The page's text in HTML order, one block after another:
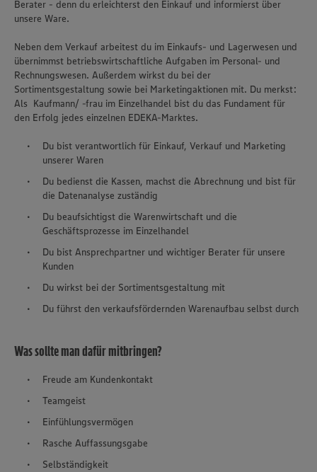
Berater - denn du erleichterst den Einkauf und informierst über
unsere Ware.
Neben dem Verkauf arbeitest du im Einkaufs- und Lagerwesen und
übernimmst betriebswirtschaftliche Aufgaben im Personal- und
Rechnungswesen. Außerdem wirkst du bei der
Sortimentsgestaltung sowie bei Marketingaktionen mit. Du merkst:
Als Kaufmann/ -frau im Einzelhandel bist du das Fundament für
den Erfolg jedes einzelnen EDEKA-Marktes.
Du bist verantwortlich für Einkauf, Verkauf und Marketing
unserer Waren
Du bedienst die Kassen, machst die Abrechnung und bist für
die Datenanalyse zuständig
Du beaufsichtigst die Warenwirtschaft und die
Geschäftsprozesse im Einzelhandel
Du bist Ansprechpartner und wichtiger Berater für unsere
Kunden
Du wirkst bei der Sortimentsgestaltung mit
Du führst den verkaufsfördernden Warenaufbau selbst durch
Was sollte man dafür mitbringen?
Freude am Kundenkontakt
Teamgeist
Einfühlungsvermögen
Rasche Auffassungsgabe
Selbständigkeit